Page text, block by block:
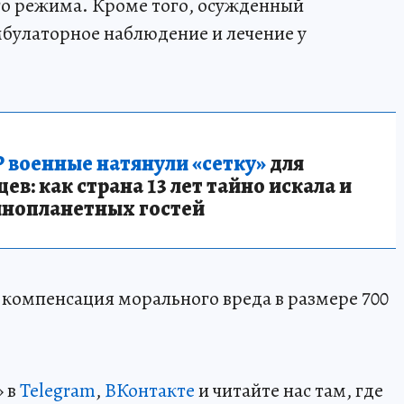
режима. Кроме того, осужденный
наблюдение и лечение у
натянули «сетку»для
как страна 13 лет тайно искала и
гостей
морального вреда в размере 700
вTelegram, ВКонтактеи читайте нас там, где